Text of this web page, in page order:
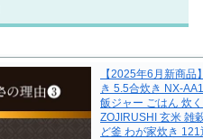
【2025年6月新商
き 5.5合炊き NX-
飯ジャー ごはん 炊
ZOJIRUSHI 玄米 雑
ど釜 わが家炊き 121